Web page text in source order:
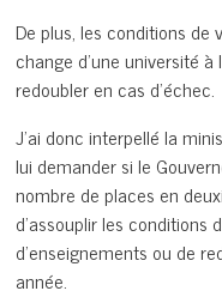
De plus, les conditions
change d’une université
redoubler en cas d’échec.
J’ai donc interpellé la
lui demander si le
nombre de places en
d’assouplir les conditions
d’enseignements ou de
année.